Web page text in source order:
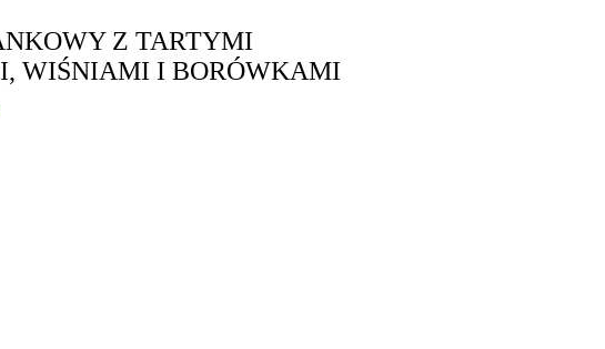
Z TARTYMI
WIŚNIAMI I BORÓWKAMI